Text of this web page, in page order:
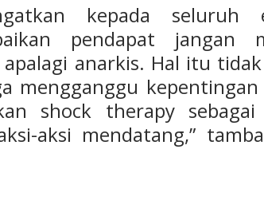
kepada seluruh
pendapat jangan
anarkis. Hal itu
mengganggu
shock therapy
aksi mendatang,”